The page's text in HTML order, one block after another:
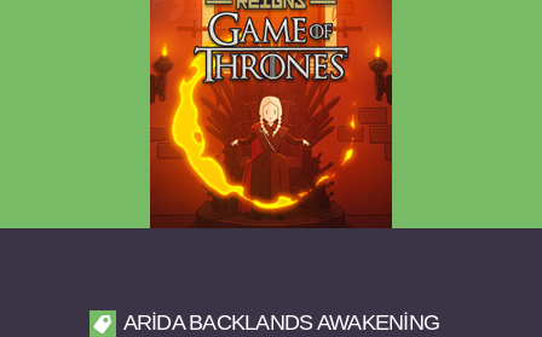
ARIDA BACKLANDS AWAKENING